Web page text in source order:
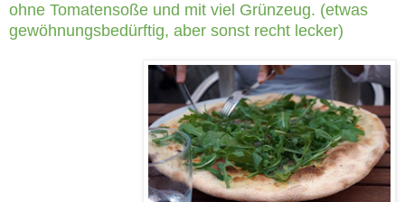
ohne Tomatensoße und mit viel Grünzeug. (etwas
gewöhnungsbedürftig, aber sonst recht lecker)